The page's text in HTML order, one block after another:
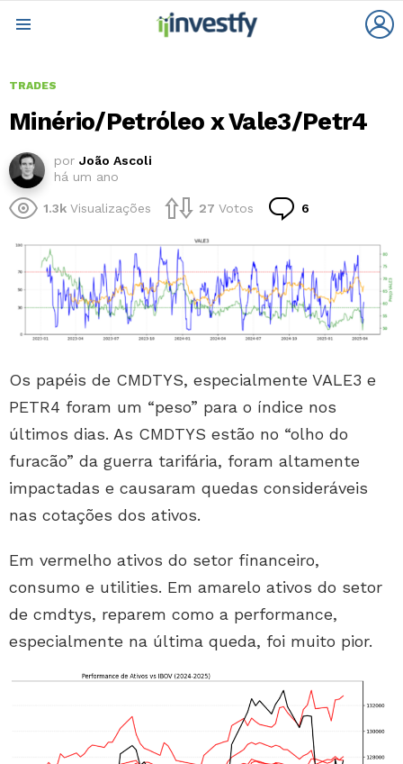
TRADES
Minério/Petróleo x Vale3/Petr4
por João Ascoli
há um ano
1.3k Visualizações 27 Votos 6
Os papéis de CMDTYS, especialmente VALE3 e
PETR4 foram um “peso” para o índice nos
últimos dias. As CMDTYS estão no “olho do
furacão” da guerra tarifária, foram altamente
impactadas e causaram quedas consideráveis
nas cotações dos ativos.
Em vermelho ativos do setor financeiro,
consumo e utilities. Em amarelo ativos do setor
de cmdtys, reparem como a performance,
especialmente na última queda, foi muito pior.